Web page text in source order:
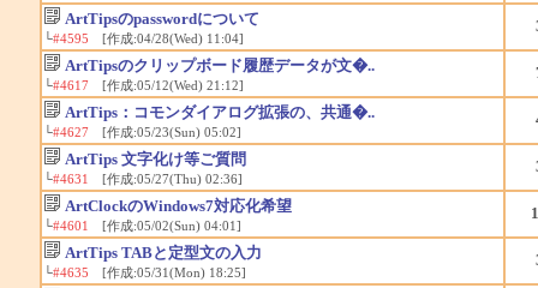
ArtTipsのpasswordについて
└#4595 [作成:04/28(Wed) 11:04]
ArtTipsのクリップボード履歴データが文�..
└#4617[作成:05/12(Wed) 21:12]
ArtTips：コモンダイアログ拡張の、共通�..
└#4627[作成:05/23(Sun) 05:02]
ArtTips 文字化け等ご質問
└#4631 [作成:05/27(Thu) 02:36]
ArtClockのWindows7対応化希望
└#4601 [作成:05/02(Sun) 04:01]
ArtTips TABと定型文の入力
└#4635 [作成:05/31(Mon) 18:25]